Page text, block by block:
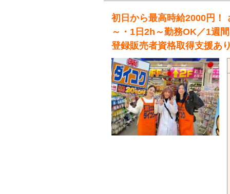
初日から最高時給2000円！
～・1日2h～勤務OK／1週
登録販売者資格取得支援あ